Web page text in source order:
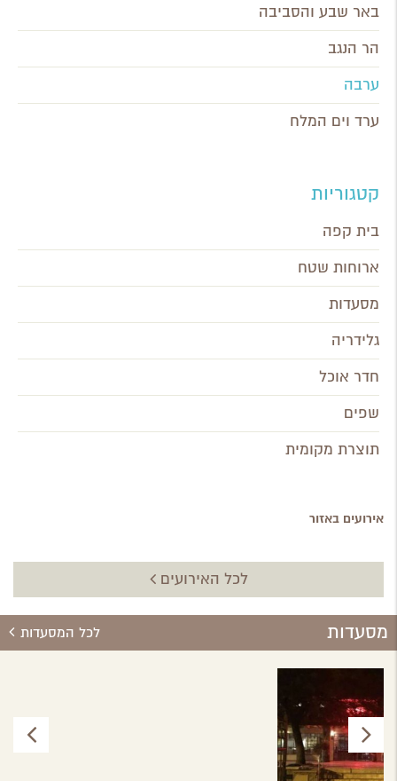
באר שבע והסביבה
הר הנגב
ערבה
ערד וים המלח
קטגוריות
בית קפה
ארוחות שטח
מסעדות
גלידריה
חדר אוכל
שפים
תוצרת מקומית
אירועים באזור
לכל האירועים
מסעדות לכל המסעדות